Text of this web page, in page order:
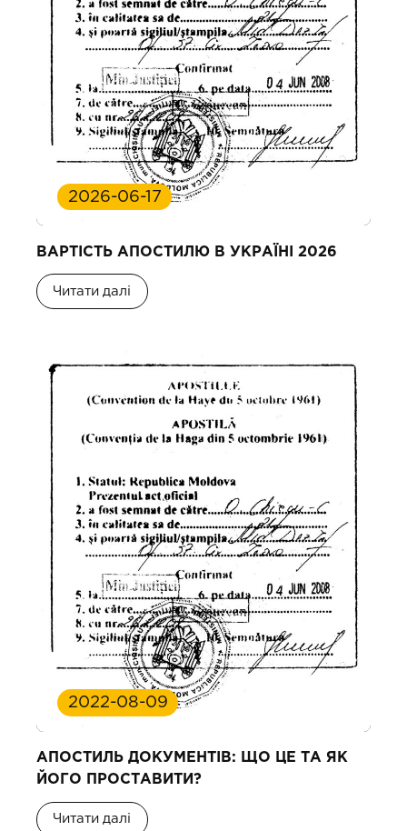
2026-06-17
ВАРТІСТЬ АПОСТИЛЮ В УКРАЇНІ 2026
Читати далі
2022-08-09
АПОСТИЛЬ ДОКУМЕНТІВ: ЩО ЦЕ ТА ЯК
ЙОГО ПРОСТАВИТИ?
Читати далі